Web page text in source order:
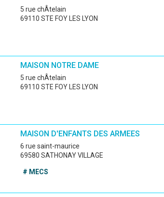
5 rue chÂtelain
69110 STE FOY LES LYON
MAISON NOTRE DAME
5 rue chÂtelain
69110 STE FOY LES LYON
MAISON D'ENFANTS DES ARMEES
6 rue saint-maurice
69580 SATHONAY VILLAGE
# MECS